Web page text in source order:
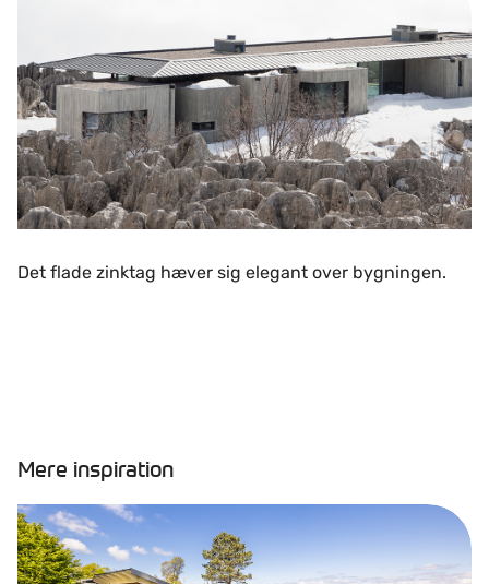
Det flade zinktag hæver sig elegant over bygningen.
Mere inspiration
Læs flere inspirerende artikler.